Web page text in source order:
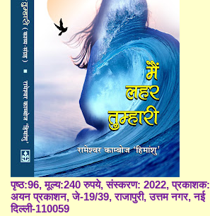
पृष्ठ:96, मूल्य:240 रुपये, संस्करण: 2022, प्रकाशक:
अयन प्रकाशन, जे-19/39, राजापुरी, उत्तम नगर, नई
दिल्ली-110059